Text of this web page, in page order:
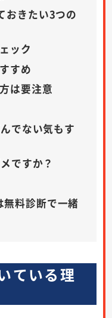
おきたい3つの
ック
すめ
は要注意
でない気もす
ですか？
料診断で一緒
ている理